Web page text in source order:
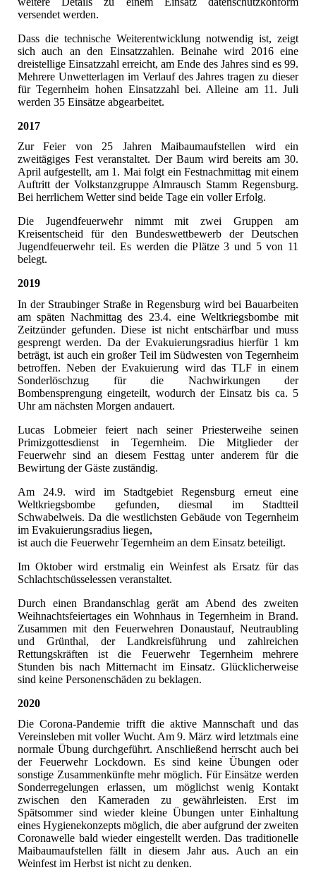
versendet werden.
Dass die technische Weiterentwicklung notwendig ist, zeigt
sich auch an den Einsatzzahlen. Beinahe wird 2016 eine
dreistellige Einsatzzahl erreicht, am Ende des Jahres sind es 99.
Mehrere Unwetterlagen im Verlauf des Jahres tragen zu dieser
für Tegernheim hohen Einsatzzahl bei. Alleine am 11. Juli
werden 35 Einsätze abgearbeitet.
2017
Zur Feier von 25 Jahren Maibaumaufstellen wird ein
zweitägiges Fest veranstaltet. Der Baum wird bereits am 30.
April aufgestellt, am 1. Mai folgt ein Festnachmittag mit einem
Auftritt der Volkstanzgruppe Almrausch Stamm Regensburg.
Bei herrlichem Wetter sind beide Tage ein voller Erfolg.
Die Jugendfeuerwehr nimmt mit zwei Gruppen am
Kreisentscheid für den Bundeswettbewerb der Deutschen
Jugendfeuerwehr teil. Es werden die Plätze 3 und 5 von 11
belegt.
2019
In der Straubinger Straße in Regensburg wird bei Bauarbeiten
am späten Nachmittag des 23.4. eine Weltkriegsbombe mit
Zeitzünder gefunden. Diese ist nicht entschärfbar und muss
gesprengt werden. Da der Evakuierungsradius hierfür 1 km
beträgt, ist auch ein großer Teil im Südwesten von Tegernheim
betroffen. Neben der Evakuierung wird das TLF in einem
Sonderlöschzug für die Nachwirkungen der
Bombensprengung eingeteilt, wodurch der Einsatz bis ca. 5
Uhr am nächsten Morgen andauert.
Lucas Lobmeier feiert nach seiner Priesterweihe seinen
Primizgottesdienst in Tegernheim. Die Mitglieder der
Feuerwehr sind an diesem Festtag unter anderem für die
Bewirtung der Gäste zuständig.
Am 24.9. wird im Stadtgebiet Regensburg erneut eine
Weltkriegsbombe gefunden, diesmal im Stadtteil
Schwabelweis. Da die westlichsten Gebäude von Tegernheim
im Evakuierungsradius liegen,
ist auch die Feuerwehr Tegernheim an dem Einsatz beteiligt.
Im Oktober wird erstmalig ein Weinfest als Ersatz für das
Schlachtschüsselessen veranstaltet.
Durch einen Brandanschlag gerät am Abend des zweiten
Weihnachtsfeiertages ein Wohnhaus in Tegernheim in Brand.
Zusammen mit den Feuerwehren Donaustauf, Neutraubling
und Grünthal, der Landkreisführung und zahlreichen
Rettungskräften ist die Feuerwehr Tegernheim mehrere
Stunden bis nach Mitternacht im Einsatz. Glücklicherweise
sind keine Personenschäden zu beklagen.
2020
Die Corona-Pandemie trifft die aktive Mannschaft und das
Vereinsleben mit voller Wucht. Am 9. März wird letztmals eine
normale Übung durchgeführt. Anschließend herrscht auch bei
der Feuerwehr Lockdown. Es sind keine Übungen oder
sonstige Zusammenkünfte mehr möglich. Für Einsätze werden
Sonderregelungen erlassen, um möglichst wenig Kontakt
zwischen den Kameraden zu gewährleisten. Erst im
Spätsommer sind wieder kleine Übungen unter Einhaltung
eines Hygienekonzepts möglich, die aber aufgrund der zweiten
Coronawelle bald wieder eingestellt werden. Das traditionelle
Maibaumaufstellen fällt in diesem Jahr aus. Auch an ein
Weinfest im Herbst ist nicht zu denken.